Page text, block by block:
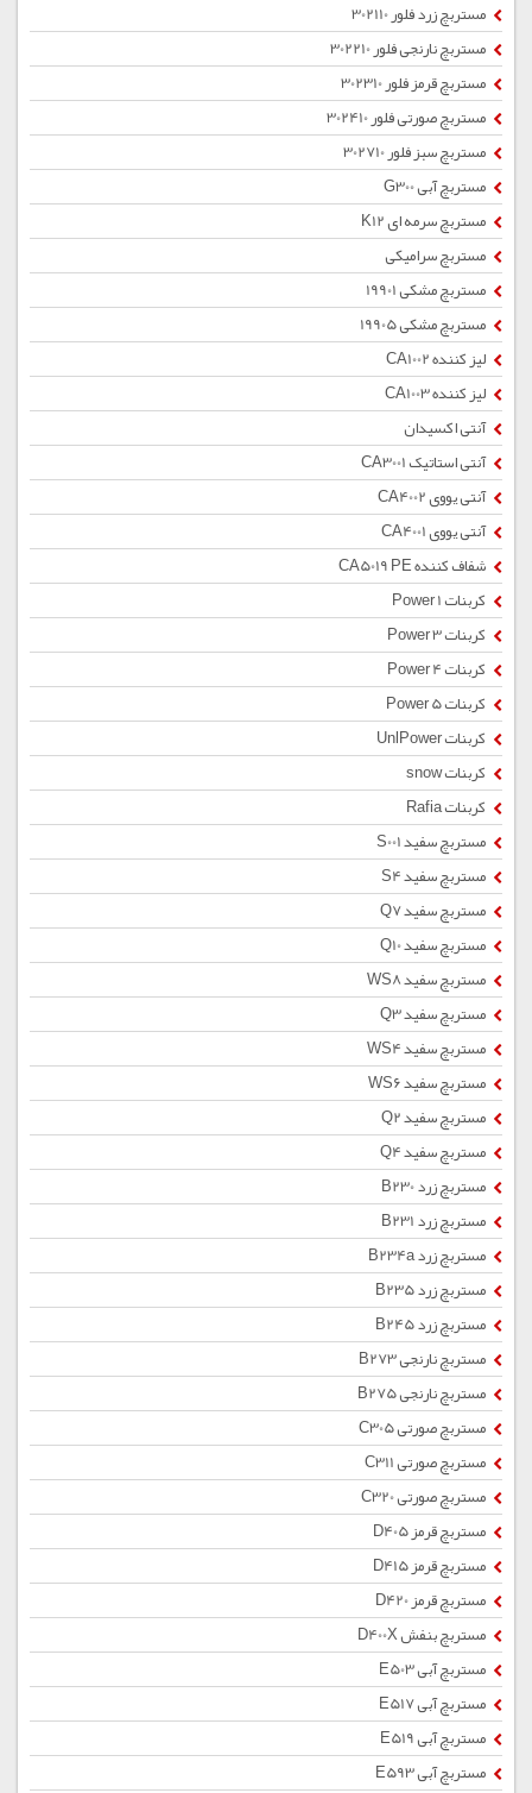
مستربچ زرد فلور 302110
مستربچ نارنجی فلور 302210
مستربچ قرمز فلور 302310
مستربچ صورتی فلور 302410
مستربچ سبز فلور 302710
مستربچ آبی G300
مستربچ سرمه ای K12
مستربچ سرامیکی
مستربچ مشکی 19901
مستربچ مشکی 19905
لیز کننده CA1002
لیز کننده CA1003
آنتی اکسیدان
آنتی استاتیک CA3001
آنتی یووی CA4002
آنتی یووی CA4001
شفاف کننده CA5019 PE
کربنات Power 1
کربنات Power 3
کربنات Power 4
کربنات Power 5
کربنات UnlPower
کربنات snow
کربنات Rafia
مستربچ سفید S001
مستربچ سفید S4
مستربچ سفید Q7
مستربچ سفید Q10
مستربچ سفید WS8
مستربچ سفید Q3
مستربچ سفید WS4
مستربچ سفید WS6
مستربچ سفید Q2
مستربچ سفید Q4
مستربچ زرد B230
مستربچ زرد B231
مستربچ زرد B234a
مستربچ زرد B235
مستربچ زرد B245
مستربچ نارنجی B273
مستربچ نارنجی B275
مستربچ صورتی C305
مستربچ صورتی C311
مستربچ صورتی C320
مستربچ قرمز D405
مستربچ قرمز D415
مستربچ قرمز D420
مستربچ بنفش D400X
مستربچ آبی E503
مستربچ آبی E517
مستربچ آبی E519
مستربچ آبی E593